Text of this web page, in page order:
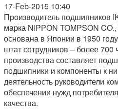
17-Feb-2015 10:40
Производитель подшипников
марка NIPPON TOMPSON
основана в Японии в 1950
штат сотрудников – более 700
производства составляет
подшипники и компоненты к
деятельность руководители
обеспечении нужд
качества.